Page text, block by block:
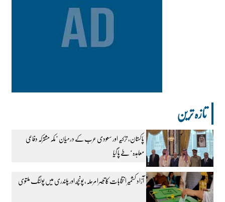
تازہ ترین
پاکستان، ترکیہ اور سعودی عرب کے درمیان ’مکہ مشترکہ دفاعی
معاہدہ‘ طے پا گیا
آزاد کشمیر انتخابات کا تیسرا مرحلہ، پونچھ اور پلندری میں پولنگ ملتوی